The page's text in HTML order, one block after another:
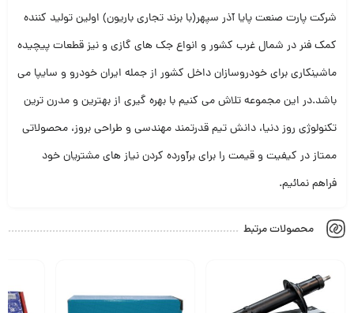
شرکت پارت صنعت پایا آذر سپهر(با برند تجاری باریون) اولین تولید کننده
کمک فنر در شمال غرب کشور و انواع جک های گازی و نیز قطعات پیچیده
ماشینکاری برای خودروسازان داخل کشور از جمله ایران خودرو و سایپا می
باشد.در این مجموعه تلاش می کنیم با بهره گیری از بهترین و مدرن ترین
تکنولوژی روز دنیا، دانش تیم قدرتمند مهندسی و طراحی بروز، محصولاتی
ممتاز در کیفیت و قیمت را برای برآورده کردن نیاز های مشتریان خود
فراهم نمائیم.
محصولات مرتبط